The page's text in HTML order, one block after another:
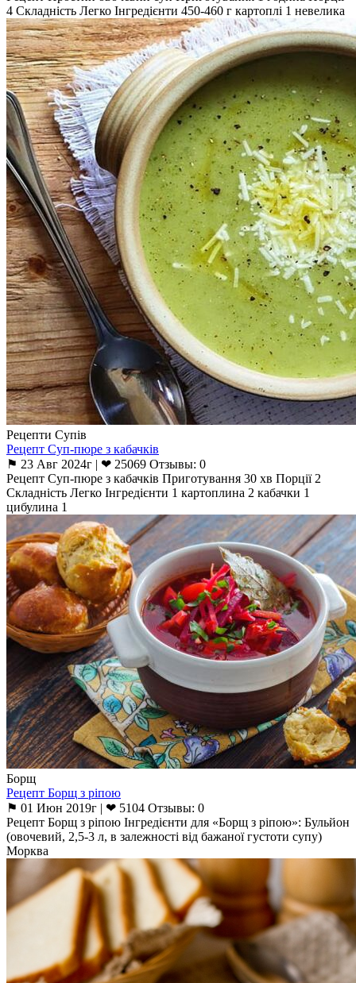
4 Складність Легко Інгредієнти 450-460 г картоплі 1 невелика
Рецепти Супів
Рецепт Суп-пюре з кабачків
⚑ 23 Авг 2024г | ❤ 25069 Отзывы: 0
Рецепт Суп-пюре з кабачків Приготування 30 хв Порції 2
Складність Легко Інгредієнти 1 картоплина 2 кабачки 1
цибулина 1
Борщ
Рецепт Борщ з ріпою
⚑ 01 Июн 2019г | ❤ 5104 Отзывы: 0
Рецепт Борщ з ріпою Інгредієнти для «Борщ з ріпою»: Бульйон
(овочевий, 2,5-3 л, в залежності від бажаної густоти супу)
Морква